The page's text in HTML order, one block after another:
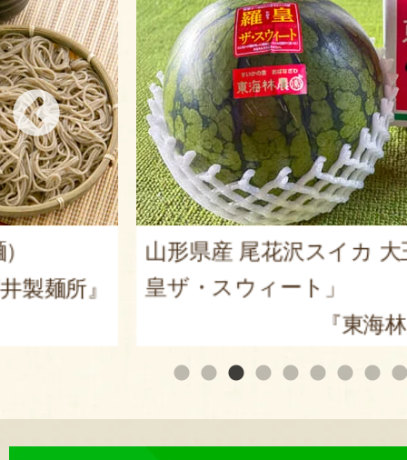
製麺所』
山形県産 尾花沢スイカ 大
皇ザ・スウィート」
『東海